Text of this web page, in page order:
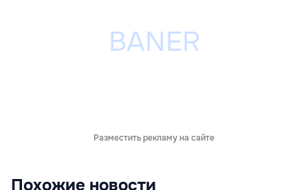
Разместить рекламу на сайте
Похожие новости